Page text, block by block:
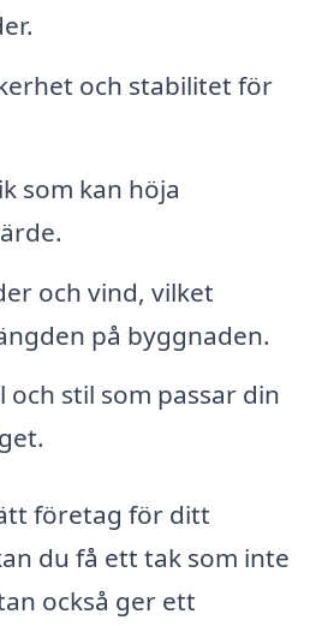
och stabilitet för
som kan höja
och vind, vilket
på byggnaden.
och stil som passar din
företag för ditt
du få ett tak som inte
också ger ett